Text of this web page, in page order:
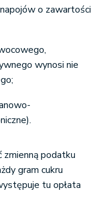
wynosi nie
gram cukru
tu opłata